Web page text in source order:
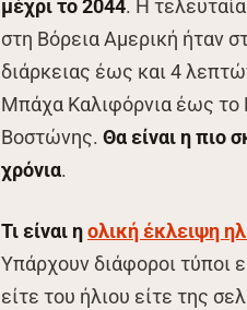
μέχρι το 2044. Η
στη Βόρεια Αμερική ήταν
διάρκειας έως και 4
Μπάχα Καλιφόρνια έως το
Βοστώνης. Θα είναι η πιο
χρόνια.
Τι είναι ηολική έκλειψη
Υπάρχουν διάφοροι τύποι
είτε του ήλιου είτε της